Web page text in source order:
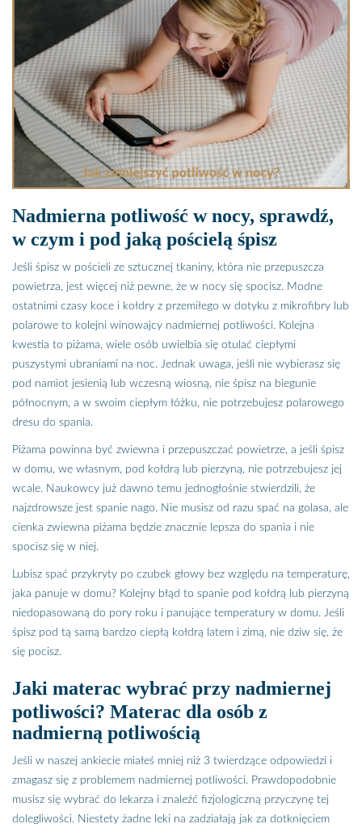
Nadmierna potliwość w nocy, sprawdź,
w czym i pod jaką pościelą śpisz
Jeśli śpisz w pościeli ze sztucznej tkaniny, która nie przepuszcza
powietrza, jest więcej niż pewne, że w nocy się spocisz. Modne
ostatnimi czasy koce i kołdry z przemiłego w dotyku z mikrofibry lub
polarowe to kolejni winowajcy nadmiernej potliwości. Kolejna
kwestia to piżama, wiele osób uwielbia się otulać ciepłymi
puszystymi ubraniami na noc. Jednak uwaga, jeśli nie wybierasz się
pod namiot jesienią lub wczesną wiosną, nie śpisz na biegunie
północnym, a w swoim ciepłym łóżku, nie potrzebujesz polarowego
dresu do spania.
Piżama powinna być zwiewna i przepuszczać powietrze, a jeśli śpisz
w domu, we własnym, pod kołdrą lub pierzyną, nie potrzebujesz jej
wcale. Naukowcy już dawno temu jednogłośnie stwierdzili, że
najzdrowsze jest spanie nago. Nie musisz od razu spać na golasa, ale
cienka zwiewna piżama będzie znacznie lepsza do spania i nie
spocisz się w niej.
Lubisz spać przykryty po czubek głowy bez względu na temperaturę,
jaka panuje w domu? Kolejny błąd to spanie pod kołdrą lub pierzyną
niedopasowaną do pory roku i panujące temperatury w domu. Jeśli
śpisz pod tą samą bardzo ciepłą kołdrą latem i zimą, nie dziw się, że
się pocisz.
Jaki materac wybrać przy nadmiernej
potliwości? Materac dla osób z
nadmierną potliwością
Jeśli w naszej ankiecie miałeś mniej niż 3 twierdzące odpowiedzi i
zmagasz się z problemem nadmiernej potliwości. Prawdopodobnie
musisz się wybrać do lekarza i znaleźć fizjologiczną przyczynę tej
dolegliwości. Niestety żadne leki na zadziałają jak za dotknięciem